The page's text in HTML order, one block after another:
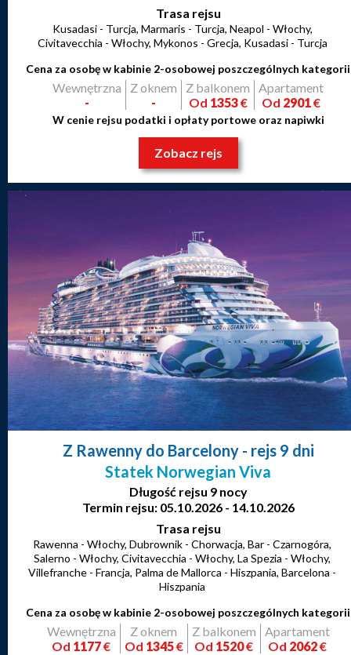
Trasa rejsu
Kusadasi - Turcja, Marmaris - Turcja, Neapol - Włochy,
Civitavecchia - Włochy, Mykonos - Grecja, Kusadasi - Turcja
Cena za osobę w kabinie 2-osobowej poszczególnych kategorii
Wewnętrzna
-
Z oknem
-
Z balkonem
Od 1353€
Apartament
Od 2901 €
W cenie rejsu podatki i opłaty portowe oraz napiwki
Zobacz rejs
Z Rawenny do Barcelony- rejs 9 dni
Statek Norwegian Viva
Długość rejsu 9 nocy
Termin rejsu: 05.10.2026 - 14.10.2026
Trasa rejsu
Rawenna - Włochy, Dubrownik - Chorwacja, Bar - Czarnogóra,
Salerno - Włochy, Civitavecchia - Włochy, La Spezia - Włochy,
Villefranche - Francja, Palma de Mallorca - Hiszpania, Barcelona -
Hiszpania
Cena za osobę w kabinie 2-osobowej poszczególnych kategorii
Wewnętrzna
Od 1177€
Z oknem
Od 1345€
Z balkonem
Od 1520€
Apartament
Od 2062€